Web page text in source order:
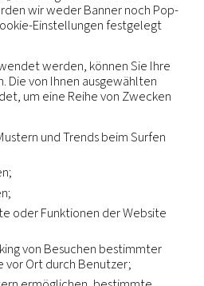
Aufforderung an Ihren
will, um sich
Spracheinstellungen oder
Diese Cookies werden
Cookies bezeichnet.
Werbe- und
- Cookies von
der Domain der Website, die
nur „unbedingt
werden wir weder Banner
Cookie-Einstellungen